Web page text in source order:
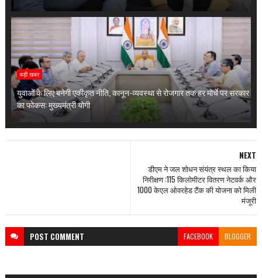
बड़ी खबर
युवाओं के लिए बनेगी एकीकृत नीति, कानून-व्यवस्था से रोजगार तक हर मोर्चे पर सरकार
का फोकस: मुख्यमंत्री योगी
NEXT
डीएम ने जल शोधन संयंत्र स्थल का किया
निरीक्षण :115 किलोमीटर वितरण नेटवर्क और
1000 केएल ओवरहेड टैंक की योजना को मिली
मंजूरी
POST COMMENT FACEBOOK BLOGGER